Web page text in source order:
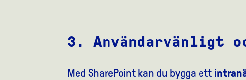
3. Användarvänligt
Med SharePoint kan du bygga ett